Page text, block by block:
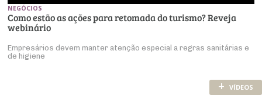
NEGÓCIOS
Como estão as ações para retomada do turismo? Reveja
webinário
Empresários devem manter atenção especial a regras sanitárias e
de higiene
+ VÍDEOS